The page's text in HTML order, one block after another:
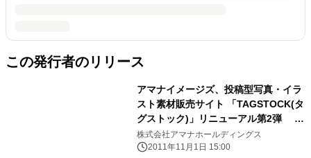
この発行者のリリース
アマナイメージズ、投稿型写真・イラ
スト素材販売サイト 「TAGSTOCK(タ
グストック)」リニューアル第2弾 ク
リエイターの販促活動をサポートする
新機能を搭載
株式会社アマナホールディングス
2011年11月1日 15:00